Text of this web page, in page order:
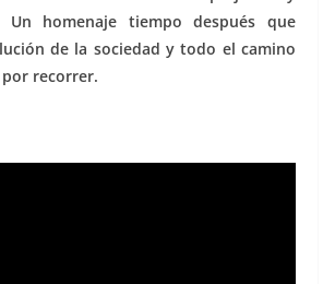
Un homenaje tiempo después que
de la sociedad y todo el camino
recorrer.